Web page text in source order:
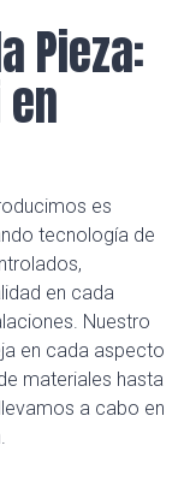
Pieza:
es
tecnología de
en cada
Nuestro
en cada aspecto
materiales hasta
a cabo en